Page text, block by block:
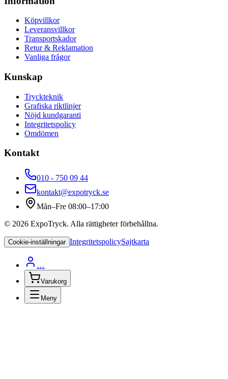
Köpvillkor
Leveransvillkor
Transportskador
Retur & Reklamation
Vanliga frågor
Kunskap
Tryckteknik
Grafiska riktlinjer
Nöjd kundgaranti
Integritetspolicy
Omdömen
Kontakt
010 - 750 09 44
kontakt@expotryck.se
Mån–Fre 08:00–17:00
© 2026 ExpoTryck. Alla rättigheter förbehållna.
Cookie-inställningar IntegritetspolicySajtkarta
…
Varukorg
Meny